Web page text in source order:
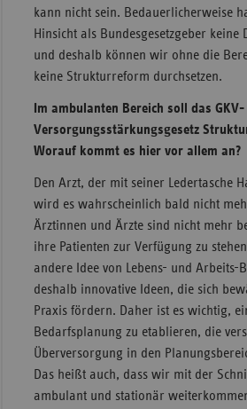
kann nicht sein. Bedauerlicherweise
Hinsicht als Bundesgesetzgeber keine
und deshalb können wir ohne die
keine Strukturreform durchsetzen.
Im ambulanten Bereich soll das GKV-
Versorgungsstärkungsgesetz
Worauf kommt es hier vor allem an?
Den Arzt, der mit seiner Ledertasche
wird es wahrscheinlich bald nicht
Ärztinnen und Ärzte sind nicht mehr
ihre Patienten zur Verfügung zu
andere Idee von Lebens- und Arbeits-
deshalb innovative Ideen, die sich
Praxis fördern. Daher ist es wichtig,
Bedarfsplanung zu etablieren, die
Überversorgung in den
Das heißt auch, dass wir mit der
ambulant und stationär